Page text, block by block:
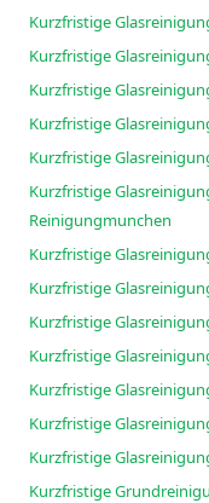
Kurzfristige
Kurzfristige
Kurzfristige
Kurzfristige
Kurzfristige
Kurzfristige
Reinigungmunchen
Kurzfristige
Kurzfristige
Kurzfristige
Kurzfristige
Kurzfristige
Kurzfristige
Kurzfristige
Kurzfristige